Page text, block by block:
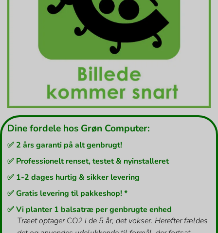
Dine fordele hos Grøn Computer:
✅ 2 års garanti på alt genbrugt!
✅ Professionelt renset, testet & nyinstalleret
✅ 1-2 dages hurtig & sikker levering
✅ Gratis levering til pakkeshop! *
✅ Vi planter 1 balsatræ per genbrugte enhed
Træet optager CO2 i de 5 år, det vokser. Herefter fældes